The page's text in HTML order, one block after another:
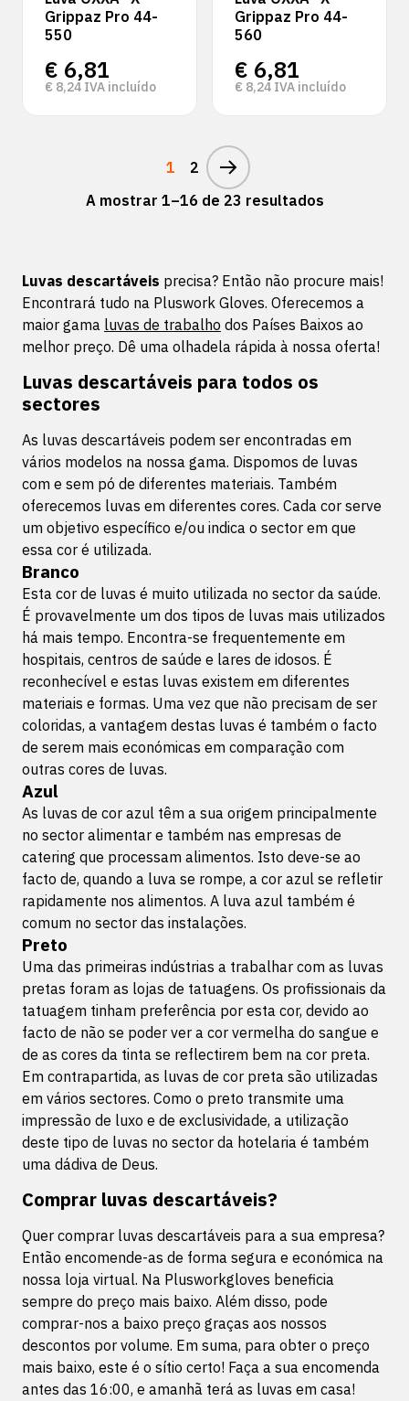
Grippaz Pro 44-
550
€ 6,81
€ 8,24 IVA incluído
Grippaz Pro 44-
560
€ 6,81
€ 8,24 IVA incluído
1
2
A mostrar 1–16 de 23 resultados
Luvas descartáveis precisa? Então não procure mais!
Encontrará tudo na Pluswork Gloves. Oferecemos a
maior gama luvas de trabalho dos Países Baixos ao
melhor preço. Dê uma olhadela rápida à nossa oferta!
Luvas descartáveis para todos os
sectores
As luvas descartáveis podem ser encontradas em
vários modelos na nossa gama. Dispomos de luvas
com e sem pó de diferentes materiais. Também
oferecemos luvas em diferentes cores. Cada cor serve
um objetivo específico e/ou indica o sector em que
essa cor é utilizada.
Branco
Esta cor de luvas é muito utilizada no sector da saúde.
É provavelmente um dos tipos de luvas mais utilizados
há mais tempo. Encontra-se frequentemente em
hospitais, centros de saúde e lares de idosos. É
reconhecível e estas luvas existem em diferentes
materiais e formas. Uma vez que não precisam de ser
coloridas, a vantagem destas luvas é também o facto
de serem mais económicas em comparação com
outras cores de luvas.
Azul
As luvas de cor azul têm a sua origem principalmente
no sector alimentar e também nas empresas de
catering que processam alimentos. Isto deve-se ao
facto de, quando a luva se rompe, a cor azul se refletir
rapidamente nos alimentos. A luva azul também é
comum no sector das instalações.
Preto
Uma das primeiras indústrias a trabalhar com as luvas
pretas foram as lojas de tatuagens. Os profissionais da
tatuagem tinham preferência por esta cor, devido ao
facto de não se poder ver a cor vermelha do sangue e
de as cores da tinta se reflectirem bem na cor preta.
Em contrapartida, as luvas de cor preta são utilizadas
em vários sectores. Como o preto transmite uma
impressão de luxo e de exclusividade, a utilização
deste tipo de luvas no sector da hotelaria é também
uma dádiva de Deus.
Comprar luvas descartáveis?
Quer comprar luvas descartáveis para a sua empresa?
Então encomende-as de forma segura e económica na
nossa loja virtual. Na Plusworkgloves beneficia
sempre do preço mais baixo. Além disso, pode
comprar-nos a baixo preço graças aos nossos
descontos por volume. Em suma, para obter o preço
mais baixo, este é o sítio certo! Faça a sua encomenda
antes das 16:00, e amanhã terá as luvas em casa!